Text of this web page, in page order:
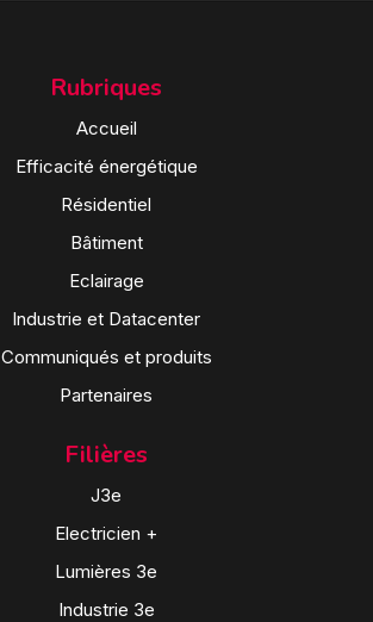
Rubriques
Accueil
Efficacité énergétique
Résidentiel
Bâtiment
Eclairage
Industrie et Datacenter
Communiqués et produits
Partenaires
Filières
J3e
Electricien +
Lumières 3e
Industrie 3e